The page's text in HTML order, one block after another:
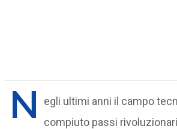
N
egli ultimi anni il campo
compiuto passi